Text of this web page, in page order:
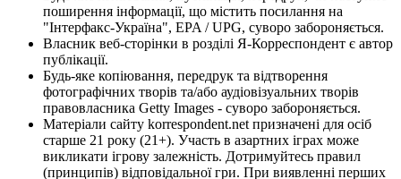
поширення інформації, що містить посилання на
"Інтерфакс-Україна", EPA / UPG, суворо забороняється.
Власник веб-сторінки в розділі Я-Корреспондент є автор
публікації.
Будь-яке копіювання, передрук та відтворення
фотографічних творів та/або аудіовізуальних творів
правовласника Getty Images - суворо забороняється.
Матеріали сайту korrespondent.net призначені для осіб
старше 21 року (21+). Участь в азартних іграх може
викликати ігрову залежність. Дотримуйтесь правил
(принципів) відповідальної гри. При виявленні перших